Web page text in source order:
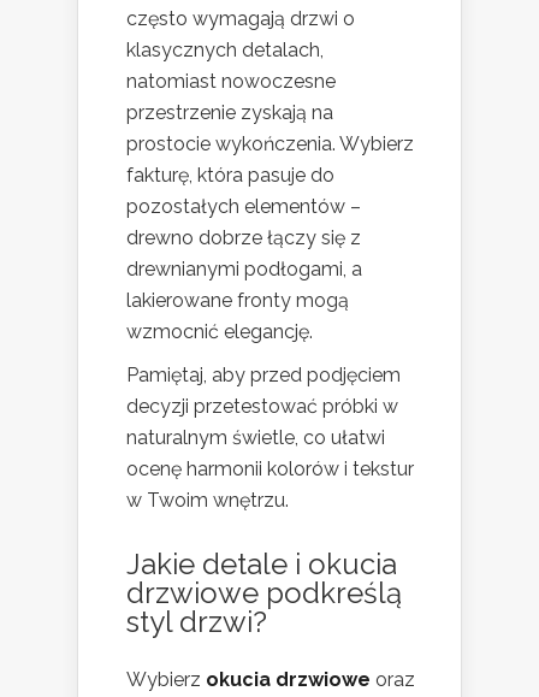
często wymagają drzwi o
klasycznych detalach,
natomiast nowoczesne
przestrzenie zyskają na
prostocie wykończenia. Wybierz
fakturę, która pasuje do
pozostałych elementów –
drewno dobrze łączy się z
drewnianymi podłogami, a
lakierowane fronty mogą
wzmocnić elegancję.
Pamiętaj, aby przed podjęciem
decyzji przetestować próbki w
naturalnym świetle, co ułatwi
ocenę harmonii kolorów i tekstur
w Twoim wnętrzu.
Jakie detale i okucia
drzwiowe podkreślą
styl drzwi?
Wybierz okucia drzwiowe oraz